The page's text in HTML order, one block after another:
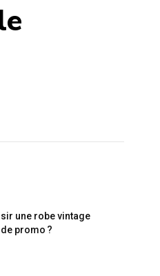
une robe vintage
promo ?